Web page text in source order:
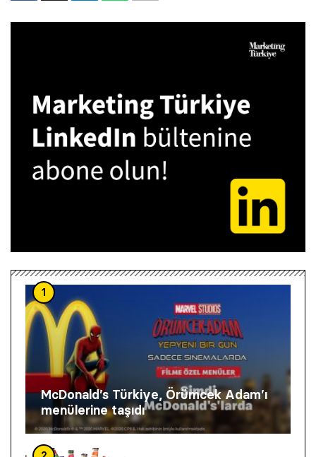
1
McDonald’s Türkiye, Örümcek Adam’ı
menülerine taşıdı